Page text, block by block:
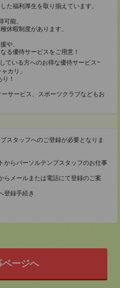
た福利厚生を取り揃えています。
能、
休暇制度があります。
や、
る優待サービスをご用意！
ている方へのお得な優待サービス~
カリ」
！
サービス、スポーツクラブなどもお
スタッフへのご登録が必要となりま
からパーソルテンプスタッフのお仕事
らメールまたは電話にて登録のご案
登録手続き
ページへ